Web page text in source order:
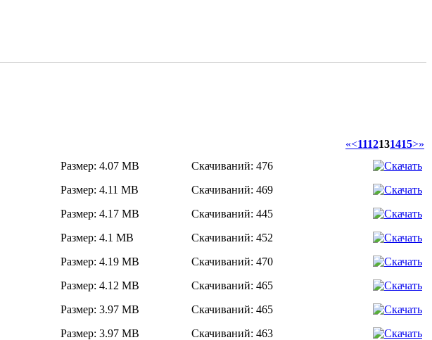
«<1112131415>»
Размер: 4.07 MB
Скачиваний: 476
Размер: 4.11 MB
Скачиваний: 469
Размер: 4.17 MB
Скачиваний: 445
Размер: 4.1 MB
Скачиваний: 452
Размер: 4.19 MB
Скачиваний: 470
Размер: 4.12 MB
Скачиваний: 465
Размер: 3.97 MB
Скачиваний: 465
Размер: 3.97 MB Скачиваний: 463